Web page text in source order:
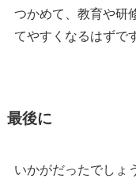
つかめて、教育や研
てやすくなるはずで
最後に
いかがだったでしょ